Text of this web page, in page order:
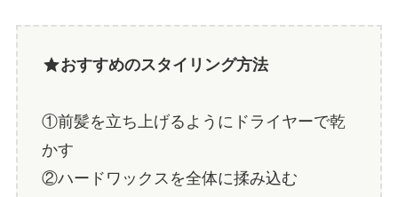
おすすめのスタイリング方法
①前髪を立ち上げるようにドライヤーで乾
かす
②ハードワックスを全体に揉み込む